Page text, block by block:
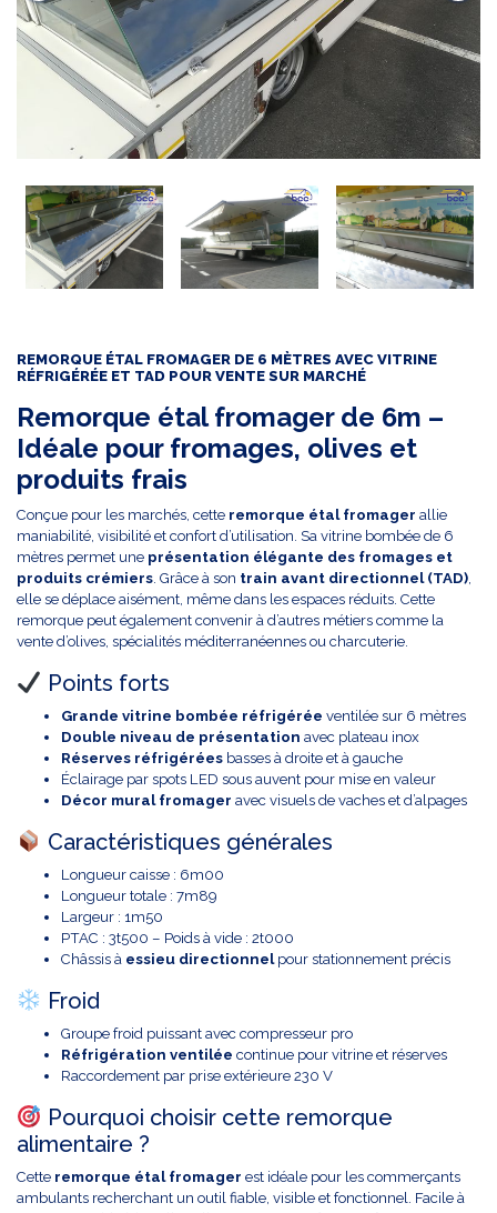
REMORQUE ÉTAL FROMAGER DE 6 MÈTRES AVEC VITRINE
RÉFRIGÉRÉE ET TAD POUR VENTE SUR MARCHÉ
Remorque étal fromager de 6m –
Idéale pour fromages, olives et
produits frais
Conçue pour les marchés, cette remorque étal fromager allie
maniabilité, visibilité et confort d’utilisation. Sa vitrine bombée de 6
mètres permet une présentation élégante des fromages et
produits crémiers . Grâce à son train avant directionnel (TAD)
elle se déplace aisément, même dans les espaces réduits. Cette
remorque peut également convenir à d’autres métiers comme la
vente d’olives, spécialités méditerranéennes ou charcuterie.
Points forts
Grande vitrine bombée réfrigérée ventilée sur 6 mètres
Double niveau de présentation avec plateau inox
Réserves réfrigérées basses à droite et à gauche
Éclairage par spots LED sous auvent pour mise en valeur
Décor mural fromager avec visuels de vaches et d’alpages
Caractéristiques générales
Longueur caisse : 6m00
Longueur totale : 7m89
Largeur : 1m50
PTAC : 3t500 – Poids à vide : 2t000
Châssis à essieu directionnelpour stationnement précis
Froid
Groupe froid puissant avec compresseur pro
Réfrigération ventilée continue pour vitrine et réserves
Raccordement par prise extérieure 230 V
Pourquoi choisir cette remorque
alimentaire ?
Cette remorque étal fromager est idéale pour les commerçants
ambulants recherchant un outil fiable, visible et fonctionnel. Facile à